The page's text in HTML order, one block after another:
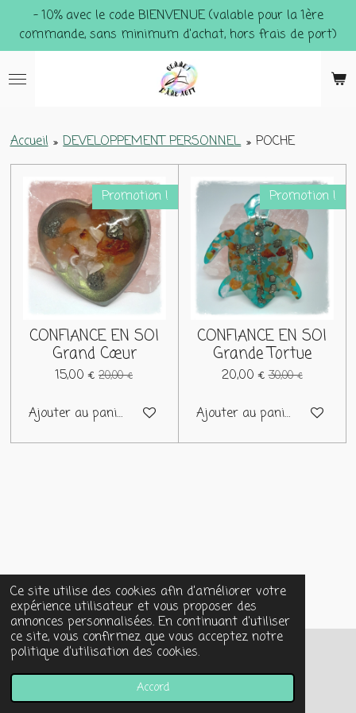
Ce site utilise des cookies afin d’améliorer votre
expérience utilisateur et vous proposer des
annonces personnalisées. En continuant d'utiliser
ce site, vous confirmez que vous acceptez notre
politique d’utilisation des cookies.
Accord
Passer
au
contenu
principal
- 10% avec le code BIENVENUE (valable pour la 1ère
commande, sans minimum d'achat, hors frais de port)
Accueil » DEVELOPPEMENT PERSONNEL » POCHE
Promotion !
CONFIANCE EN SOI
Grand Cœur
15,00 € 20,00 €
Ajouter au panier
Promotion !
CONFIANCE EN SOI
Grande Tortue
20,00 € 30,00 €
Ajouter au panier
© 2024 - 2026 GEMME! L'ÂME AGIT
Propulsé parWebador